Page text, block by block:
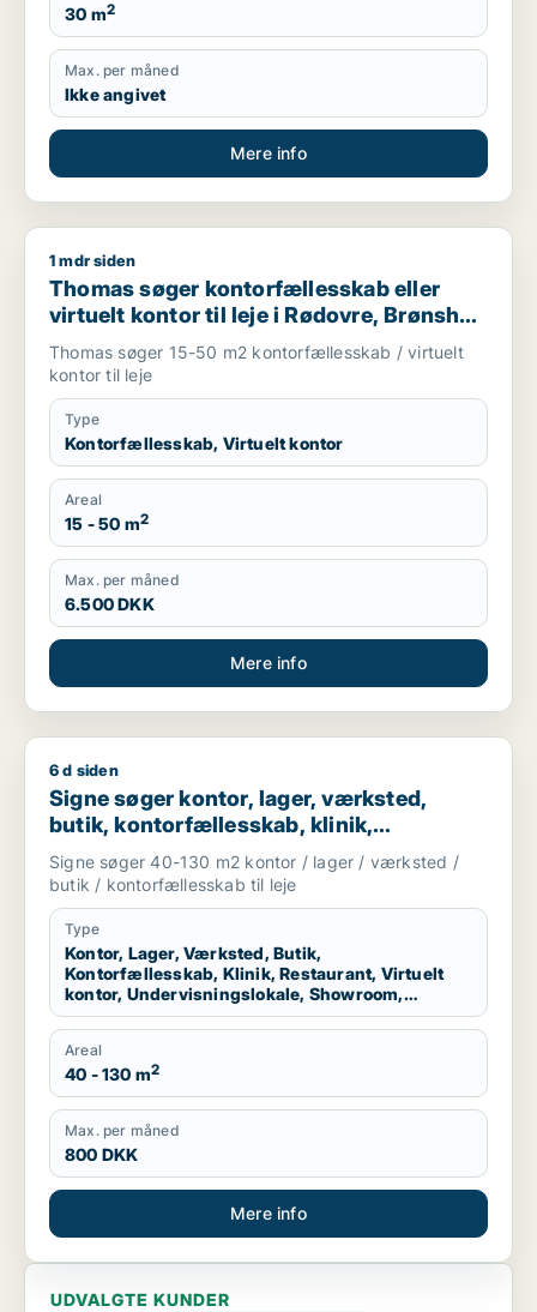
30 m2
Max. per måned
Ikke angivet
Mere info
Thomas søger kontorfællesskab eller virtuelt kontor til leje i
1 mdr siden
Thomas søger kontorfællesskab eller
virtuelt kontor til leje i Rødovre, Brønshøj
eller Herlev m.fl.
Thomas søger 15-50 m2 kontorfællesskab / virtuelt
kontor til leje
Type
Kontorfællesskab, Virtuelt kontor
Areal
15 - 50 m2
Max. per måned
6.500 DKK
Mere info
Signe søger kontor, lager, værksted, butik,
6 d siden
Signe søger kontor, lager, værksted,
butik, kontorfællesskab, klinik,
restaurant, virtuelt kontor,
undervisningslokale, showroom,
erhvervsgrund, produktionslokaler eller
garage til leje i København K, Virum eller
Helsingør m.fl.
Signe søger 40-130 m2 kontor / lager / værksted /
butik / kontorfællesskab til leje
Type
Kontor, Lager, Værksted, Butik,
Kontorfællesskab, Klinik, Restaurant, Virtuelt
kontor, Undervisningslokale, Showroom,
Erhvervsgrund, Produktionslokaler, Garage
Areal
40 - 130 m2
Max. per måned
800 DKK
Mere info
UDVALGTE KUNDER